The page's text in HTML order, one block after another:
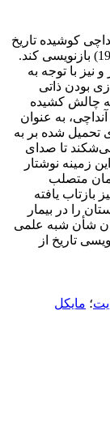
کوشیده تاریخ
شرق از دید غرب را در رمان بیمار انگلیسی (1992) بازنویسی کند.
نیز با توجه به‌
بودن ذاتی
‌چالش کشیده
به ‌عنوان
تحمیل شده بر به‌
تا صدای
زمینه نوشتار
متصلب
بازتاب یافته
را در بیمار
شأن شبه علمی
تاریخ از
؛ مایکل